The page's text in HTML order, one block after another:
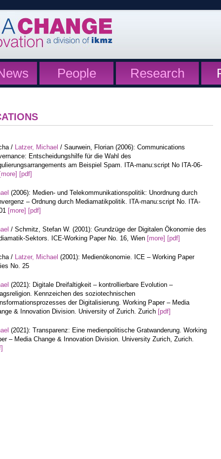
People Research
/ Latzer, Michael / Saurwein, Florian (2006): Communications
Entscheidungshilfe für die Wahl des
am Beispiel Spam. ITA-manu:script No ITA-06-
[pdf]
(2006): Medien- und Telekommunikationspolitik: Unordnung durch
– Ordnung durch Mediamatikpolitik. ITA-manu:script No. ITA-
[more] [pdf]
/ Schmitz, Stefan W. (2001): Grundzüge der Digitalen Ökonomie des
Sektors. ICE-Working Paper No. 16, Wien [more] [pdf]
/ Latzer, Michael (2001): Medienökonomie. ICE – Working Paper
No. 25
(2021): Digitale Dreifaltigkeit – kontrollierbare Evolution –
Kennzeichen des soziotechnischen
der Digitalisierung. Working Paper – Media
& Innovation Division. University of Zurich. Zurich [pdf]
(2021): Transparenz: Eine medienpolitische Gratwanderung. Working
– Media Change & Innovation Division. University Zurich, Zurich.